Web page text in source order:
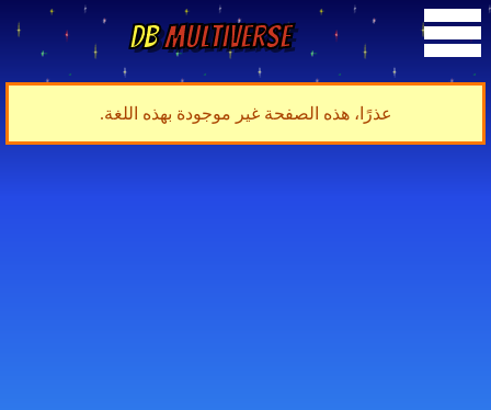
DBMultiverse
عذرًا، هذه الصفحة غير موجودة بهذه اللغة.